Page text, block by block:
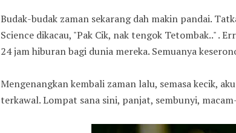
Budak-budak zaman sekarang dah makin pandai.
Science dikacau, "Pak Cik, nak tengok Tetombak.." .
24 jam hiburan bagi dunia mereka. Semuanya
Mengenangkan kembali zaman lalu, semasa kecik,
terkawal. Lompat sana sini, panjat, sembunyi,